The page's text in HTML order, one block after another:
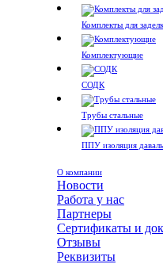
Комплекты для
Комплектующие
СОДК
Трубы стальные
ППУ изоляция
О компании
Новости
Работа у нас
Партнеры
Сертификаты и
Отзывы
Реквизиты